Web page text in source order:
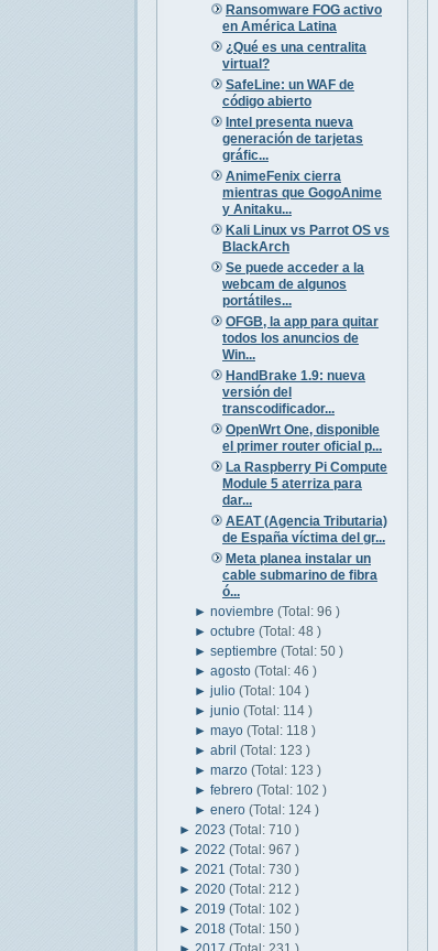
Ransomware FOG activo
en América Latina
¿Qué es una centralita
virtual?
SafeLine: un WAF de
código abierto
Intel presenta nueva
generación de tarjetas
gráfic...
AnimeFenix cierra
mientras que GogoAnime
y Anitaku...
Kali Linux vs Parrot OS vs
BlackArch
Se puede acceder a la
webcam de algunos
portátiles...
OFGB, la app para quitar
todos los anuncios de
Win...
HandBrake 1.9: nueva
versión del
transcodificador...
OpenWrt One, disponible
el primer router oficial p...
La Raspberry Pi Compute
Module 5 aterriza para
dar...
AEAT (Agencia Tributaria)
de España víctima del gr...
Meta planea instalar un
cable submarino de fibra
ó...
►noviembre(Total: 96 )
►octubre(Total: 48 )
►septiembre(Total: 50 )
►agosto(Total: 46 )
►julio(Total: 104 )
►junio(Total: 114 )
►mayo(Total: 118 )
►abril(Total: 123 )
►marzo(Total: 123 )
►febrero(Total: 102 )
►enero(Total: 124 )
► 2023 (Total: 710 )
► 2022 (Total: 967 )
► 2021 (Total: 730 )
► 2020 (Total: 212 )
► 2019 (Total: 102 )
► 2018 (Total: 150 )